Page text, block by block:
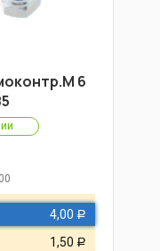
6
4,00 Р
1,50 Р